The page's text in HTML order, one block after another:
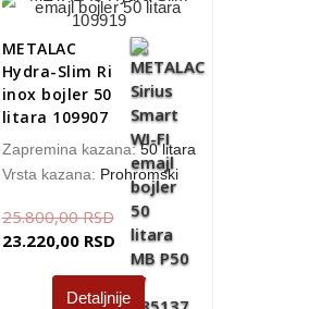
METALAC
Hydra-Slim Ri
inox bojler 50
litara 109907
Zapremina kazana:50 litara
Vrsta kazana: Prohromski
25.800,00RSD
23.220,00 RSD
Detaljnije